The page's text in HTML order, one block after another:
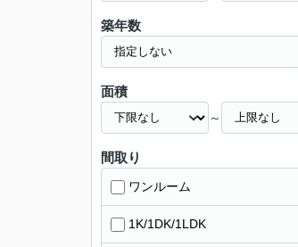
築年数
面積
～
間取り
ワンルーム
1K/1DK/1LDK